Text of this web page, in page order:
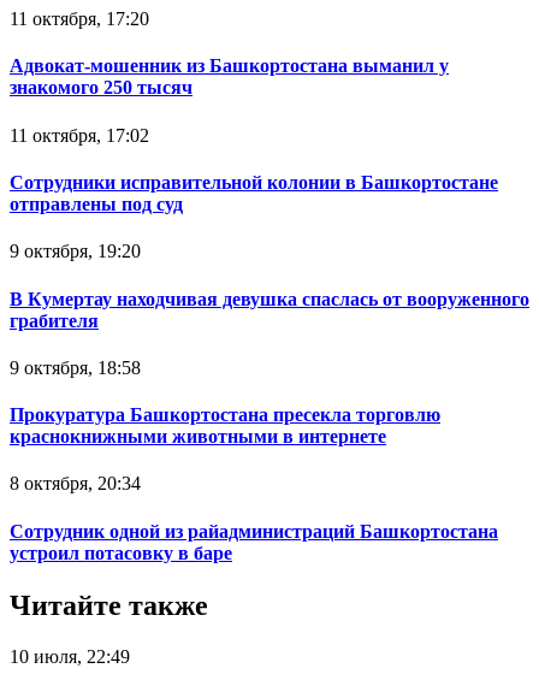
11 октября, 17:20
Адвокат-мошенник из Башкортостана выманил у
знакомого 250 тысяч
11 октября, 17:02
Сотрудники исправительной колонии в Башкортостане
отправлены под суд
9 октября, 19:20
В Кумертау находчивая девушка спаслась от вооруженного
грабителя
9 октября, 18:58
Прокуратура Башкортостана пресекла торговлю
краснокнижными животными в интернете
8 октября, 20:34
Сотрудник одной из райадминистраций Башкортостана
устроил потасовку в баре
Читайте также
10 июля, 22:49